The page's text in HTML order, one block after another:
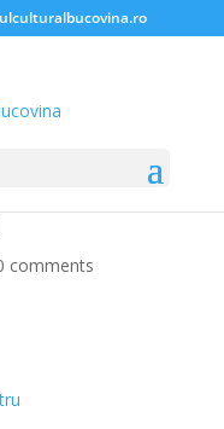
Expoziţie
comments